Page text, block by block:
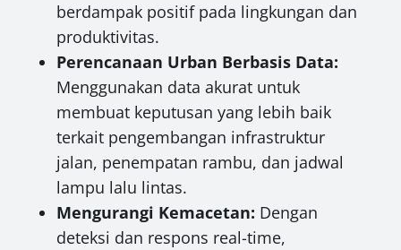
berdampak positif pada lingkungan dan
produktivitas.
Perencanaan Urban Berbasis Data:
Menggunakan data akurat untuk
membuat keputusan yang lebih baik
terkait pengembangan infrastruktur
jalan, penempatan rambu, dan jadwal
lampu lalu lintas.
Mengurangi Kemacetan: Dengan
deteksi dan respons real-time,